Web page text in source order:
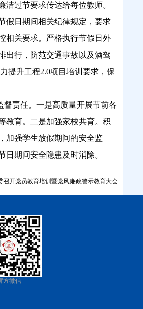
过节要求传达给每位教师。
假日期间相关纪律规定，要求
相关要求。严格执行节假日外
出行，防范交通事故以及酒驾
提升工程2.0项目培训要求，保
责任。一是高质量开展节前各
教育。二是加强家校共育。积
加强学生放假期间的安全监
期间安全隐患及时消除。
开党员教育培训暨党风廉政警示教育大会
方微信